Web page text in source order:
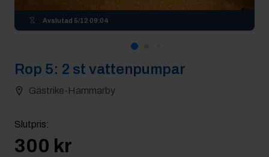
Avslutad 5/12 09:04
Rop 5: 2 st vattenpumpar
Gästrike-Hammarby
Slutpris:
300 kr